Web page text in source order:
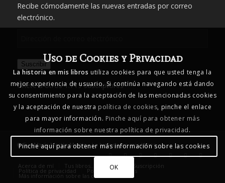
Recibe cómodamente las nuevas entradas por correo
electrónico.
correo
electrónico
Suscribir
Únete a otros 1.719 suscriptores
© Eva María Martín Martín - La historia en mis libros
Acerca de mí Tus libros… mis libros Suscripción
Política de privacidad Política de cookies
Más información sobre las cookies
Uso de Cookies y Privacidad
La historia en mis libros utiliza cookies para que usted tenga la
mejor experiencia de usuario. Si continúa navegando está dando
su consentimiento para la aceptación de las mencionadas cookies
y la aceptación de nuestra política de cookies, pinche el enlace
para mayor información. Pinche aquí para obtener más
información sobre nuestra política de privacidad.
Pinche aquí para obtener más información sobre las cookies
OK